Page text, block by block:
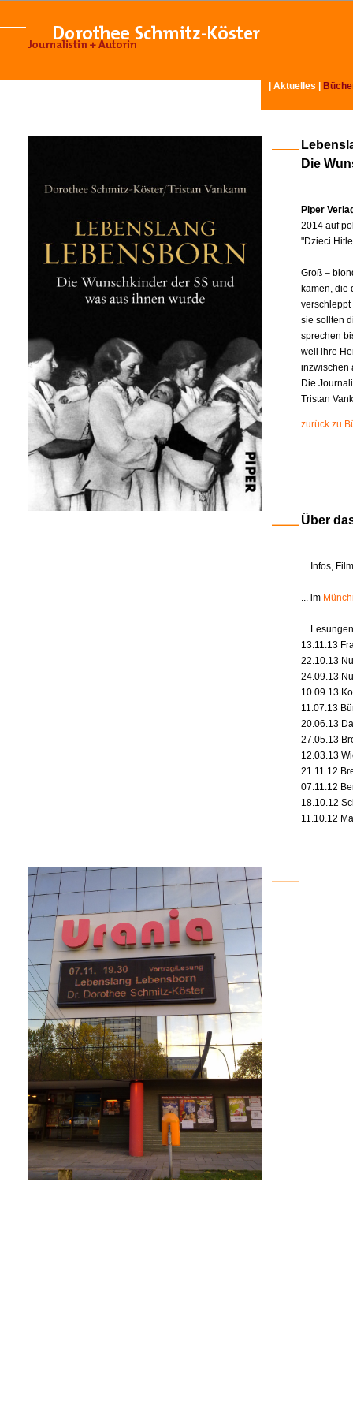
Aktuelles
Die
Piper
2014 auf
"Dzieci
Groß –
kamen, die
sie sollten
sprechen
weil ihre
inzwischen
Die
Tristan
zurück zu
Über
... Infos,
... im
... Lesungen
13.11.13
22.10.13
24.09.13
10.09.13
11.07.13
20.06.13
27.05.13
12.03.13
21.11.12
07.11.12
18.10.12
11.10.12